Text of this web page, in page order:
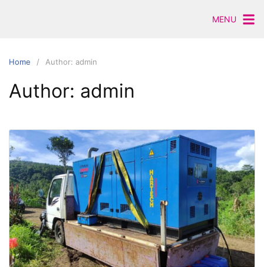
MENU
Home Author: admin
Author: admin